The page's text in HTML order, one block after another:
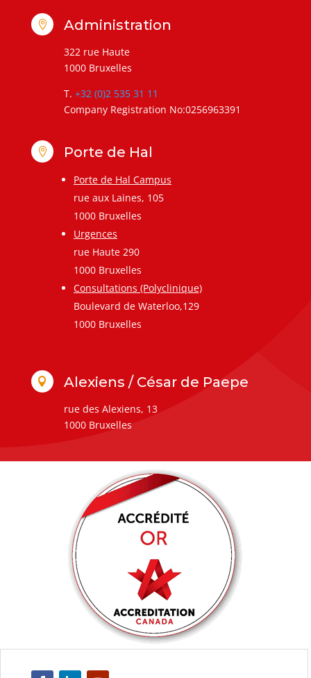
 Administration
322 rue Haute
1000 Bruxelles
T. +32 (0)2 535 31 11
Company Registration No:0256963391
 Porte de Hal
Porte de Hal Campus
rue aux Laines, 105
1000 Bruxelles
Urgences
rue Haute 290
1000 Bruxelles
Consultations (Polyclinique)
Boulevard de Waterloo,129
1000 Bruxelles
 Alexiens / César de Paepe
rue des Alexiens, 13
1000 Bruxelles